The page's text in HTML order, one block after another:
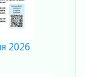
добро
2026